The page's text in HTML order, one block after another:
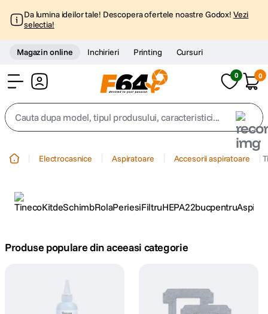
Da lumina ideilor tale! Descopera ofertele noastre Godox! Vezi
selectia!
Magazin online Inchirieri Printing Cursuri
0 0
Cauta dupa model, tipul produsului, caracteristici...
2. trepied
canon sx740 hs
Electrocasnice Aspiratoare Accesorii aspiratoare
Produse populare din aceeasi categorie